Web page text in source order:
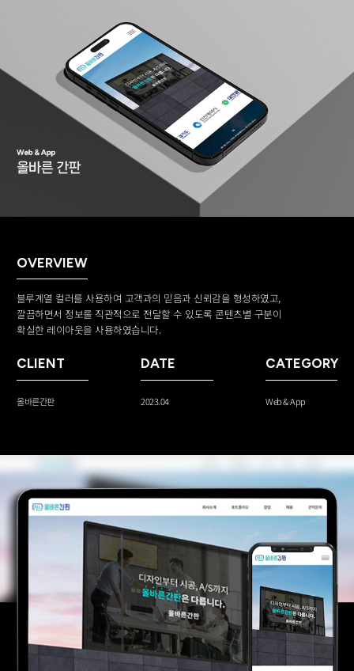
OVERVIEW
블루계열 컬러를 사용하여 고객과의 믿음과 신뢰감을 형성하였고,
깔끔하면서 정보를 직관적으로 전달할 수 있도록 콘텐츠별 구분이
확실한 레이아웃을 사용하였습니다.
CLIENT
올바른간판
DATE
2023.04
CATEGORY
Web & App